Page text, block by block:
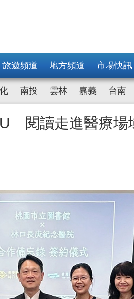
旅遊頻道 地方頻道 市場快訊
南投 雲林 嘉義 台南
閱讀走進醫療場